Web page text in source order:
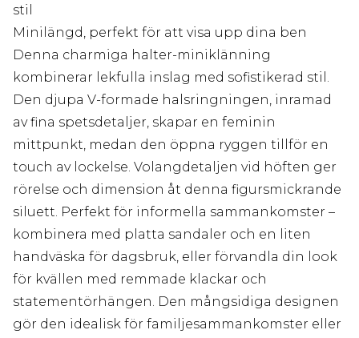
stil
Minilängd, perfekt för att visa upp dina ben
Denna charmiga halter-miniklänning
kombinerar lekfulla inslag med sofistikerad stil.
Den djupa V-formade halsringningen, inramad
av fina spetsdetaljer, skapar en feminin
mittpunkt, medan den öppna ryggen tillför en
touch av lockelse. Volangdetaljen vid höften ger
rörelse och dimension åt denna figursmickrande
siluett. Perfekt för informella sammankomster –
kombinera med platta sandaler och en liten
handväska för dagsbruk, eller förvandla din look
för kvällen med remmade klackar och
statementörhängen. Den mångsidiga designen
gör den idealisk för familjesammankomster eller